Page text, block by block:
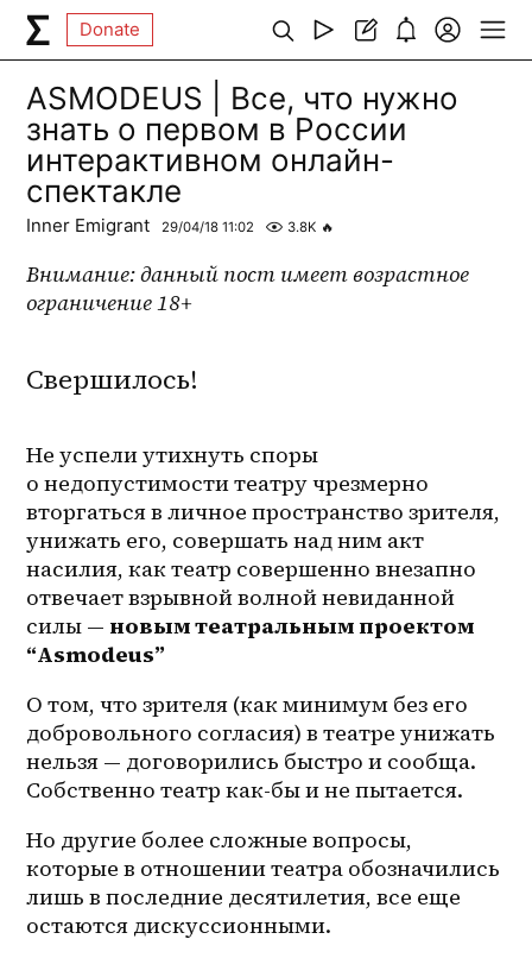
Donate
ASMODEUS | Все, что нужно
знать о первом в России
интерактивном онлайн-
спектакле
Inner Emigrant 29/04/18 11:02 3.8K 🔥
Внимание: данный пост имеет возрастное
ограничение 18+
Свершилось!
Не успели утихнуть споры
о недопустимости театру чрезмерно
вторгаться в личное пространство зрителя,
унижать его, совершать над ним акт
насилия, как театр совершенно внезапно
отвечает взрывной волной невиданной
силы — новым театральным проектом
“Asmodeus”
О том, что зрителя (как минимум без его
добровольного согласия) в театре унижать
нельзя — договорились быстро и сообща.
Собственно театр как-бы и не пытается.
Но другие более сложные вопросы,
которые в отношении театра обозначились
лишь в последние десятилетия, все еще
остаются дискуссионными.